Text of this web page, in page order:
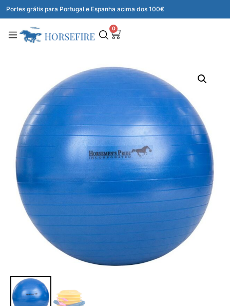
Portes grátis para Portugal e Espanha acima dos 100€
0